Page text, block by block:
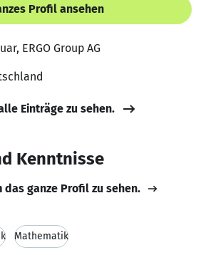
Profil ansehen
ERGO Group AG
Einträge zu sehen.
Kenntnisse
das ganze Profil zu sehen.
Mathematik